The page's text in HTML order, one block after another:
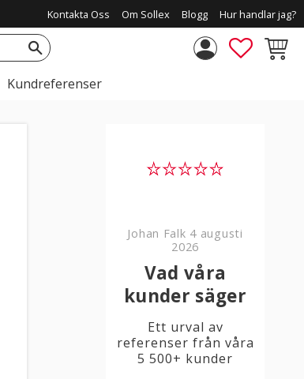
Kontakta Oss Om Sollex Blogg Hur handlar jag?
Kundreferenser
Johan Falk 4 augusti
2026
Vad våra
kunder säger
Ett urval av
referenser från våra
5 500+ kunder